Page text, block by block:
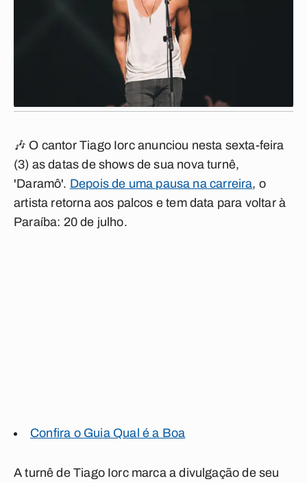
🎶 O cantor Tiago Iorcanunciou nesta sexta-feira
(3) as datas de shows de sua nova turnê,
'Daramô'. Depois de uma pausa na carreira, o
artista retorna aos palcos e tem data para voltar à
Paraíba: 20 de julho.
Confira o Guia Qual é a Boa
A turnê de Tiago Iorc marca a divulgação de seu